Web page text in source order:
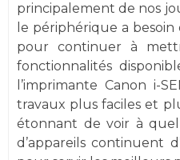
principalement de nos
le périphérique a
pour continuer à
fonctionnalités
l’imprimante Canon i-
travaux plus faciles et
étonnant de voir à
d’appareils continuent